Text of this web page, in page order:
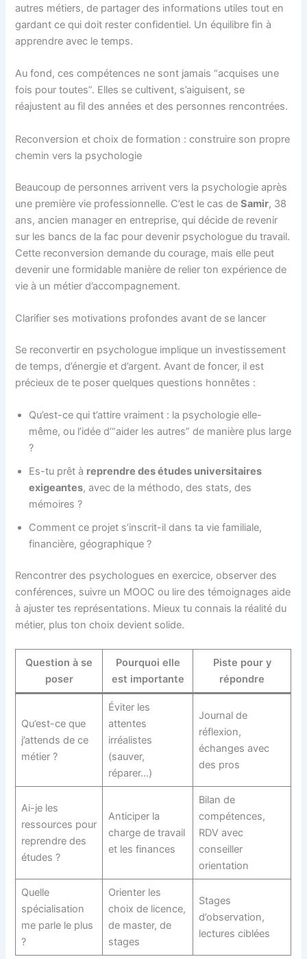
autres métiers, de partager des informations utiles tout en
gardant ce qui doit rester confidentiel. Un équilibre fin à
apprendre avec le temps.
Au fond, ces compétences ne sont jamais “acquises une
fois pour toutes”. Elles se cultivent, s’aiguisent, se
réajustent au fil des années et des personnes rencontrées.
Reconversion et choix de formation : construire son propre
chemin vers la psychologie
Beaucoup de personnes arrivent vers la psychologie après
une première vie professionnelle. C’est le cas deSamir, 38
ans, ancien manager en entreprise, qui décide de revenir
sur les bancs de la fac pour devenir psychologue du travail.
Cette reconversion demande du courage, mais elle peut
devenir une formidable manière de relier ton expérience de
vie à un métier d’accompagnement.
Clarifier ses motivations profondes avant de se lancer
Se reconvertir en psychologue implique un investissement
de temps, d’énergie et d’argent. Avant de foncer, il est
précieux de te poser quelques questions honnêtes :
Qu’est-ce qui t’attire vraiment : la psychologie elle-
même, ou l’idée d’“aider les autres” de manière plus large
?
Es-tu prêt à reprendre des études universitaires
exigeantes, avec de la méthodo, des stats, des
mémoires ?
Comment ce projet s’inscrit-il dans ta vie familiale,
financière, géographique ?
Rencontrer des psychologues en exercice, observer des
conférences, suivre un MOOC ou lire des témoignages aide
à ajuster tes représentations. Mieux tu connais la réalité du
métier, plus ton choix devient solide.
Question à se
poser
Pourquoi elle
est importante
Piste pour y
répondre
Qu’est-ce que
j’attends de ce
métier ?
Éviter les
attentes
irréalistes
(sauver,
réparer…)
Journal de
réflexion,
échanges avec
des pros
Ai-je les
ressources pour
reprendre des
études ?
Anticiper la
charge de travail
et les finances
Bilan de
compétences,
RDV avec
conseiller
orientation
Quelle
spécialisation
me parle le plus
?
Orienter les
choix de licence,
de master, de
stages
Stages
d’observation,
lectures ciblées